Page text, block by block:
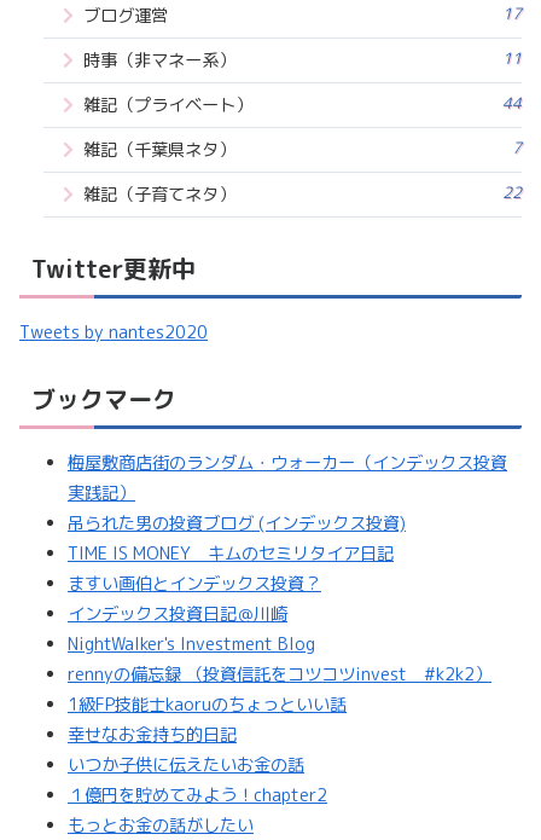
ブログ運営 17
時事（非マネー系） 11
雑記（プライベート） 44
雑記（千葉県ネタ） 7
雑記（子育てネタ） 22
Twitter更新中
Tweets by nantes2020
ブックマーク
梅屋敷商店街のランダム・ウォーカー（インデックス投資
実践記）
吊られた男の投資ブログ (インデックス投資)
TIME IS MONEY キムのセミリタイア日記
ますい画伯とインデックス投資？
インデックス投資日記＠川崎
NightWalker's Investment Blog
rennyの備忘録 （投資信託をコツコツinvest #k2k2）
1級FP技能士kaoruのちょっといい話
幸せなお金持ち的日記
いつか子供に伝えたいお金の話
１億円を貯めてみよう！chapter2
もっとお金の話がしたい